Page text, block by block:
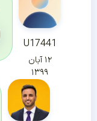
U17441
۱۲ آبان
۱۳۹۹